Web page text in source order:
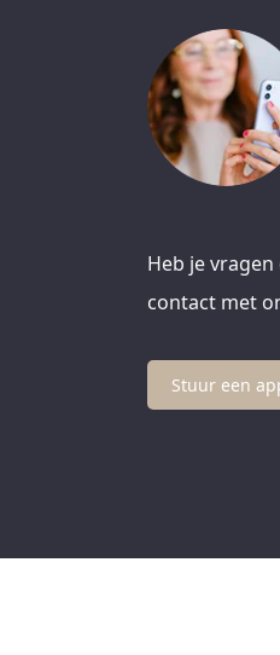
Heb je
contact met
Stuur een